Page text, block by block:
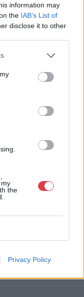
information may
the IAB’s List of
disclose it to other
the
Privacy Policy
GRAFIKA
Kőbánya, 1962
műtárgy